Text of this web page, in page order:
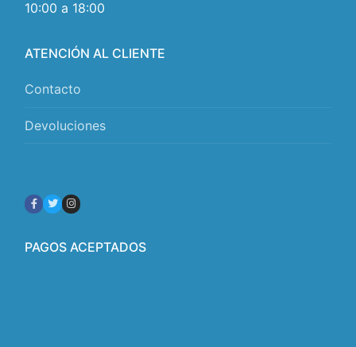
10:00 a 18:00
ATENCIÓN AL CLIENTE
Contacto
Devoluciones
PAGOS ACEPTADOS